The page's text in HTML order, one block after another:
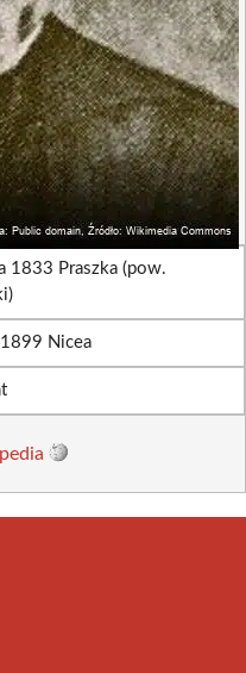
1833 Praszka (pow.
Nicea